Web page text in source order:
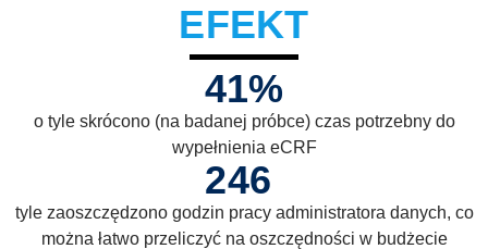
EFEKT
41%
o tyle skrócono (na badanej próbce) czas potrzebny do
wypełnienia eCRF
246
tyle zaoszczędzono godzin pracy administratora danych, co
można łatwo przeliczyć na oszczędności w budżecie